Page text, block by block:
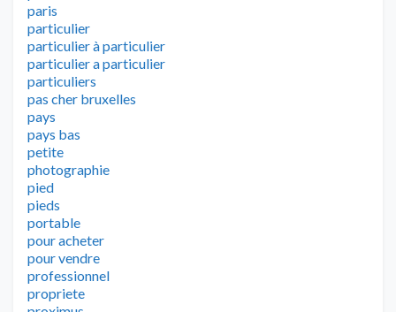
paris
particulier
particulier à particulier
particulier a particulier
particuliers
pas cher bruxelles
pays
pays bas
petite
photographie
pied
pieds
portable
pour acheter
pour vendre
professionnel
propriete